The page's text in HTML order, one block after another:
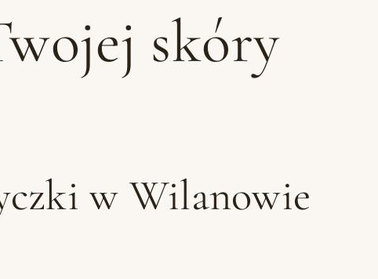
skóry
w Wilanowie